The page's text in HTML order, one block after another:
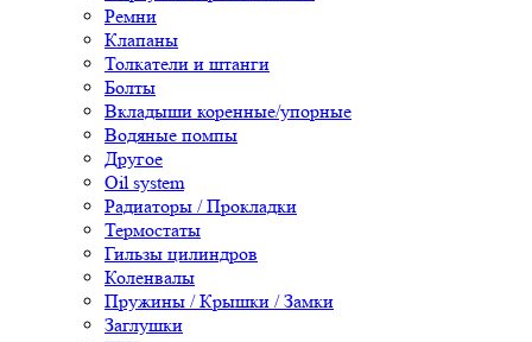
Ремни
Клапаны
Толкатели и штанги
Болты
Вкладыши коренные/упорные
Водяные помпы
Другое
Oil system
Радиаторы / Прокладки
Термостаты
Гильзы цилиндров
Коленвалы
Пружины / Крышки / Замки
Заглушки